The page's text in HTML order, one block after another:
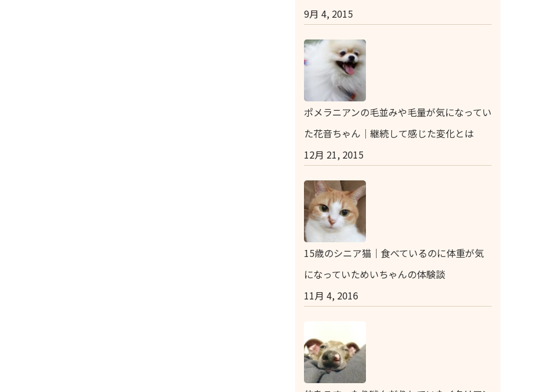
9月 4, 2015
ポメラニアンの毛並みや毛量が気になってい
た花音ちゃん｜継続して感じた変化とは
12月 21, 2015
15歳のシニア猫｜食べているのに体重が気
になっていためいちゃんの体験談
11月 4, 2016